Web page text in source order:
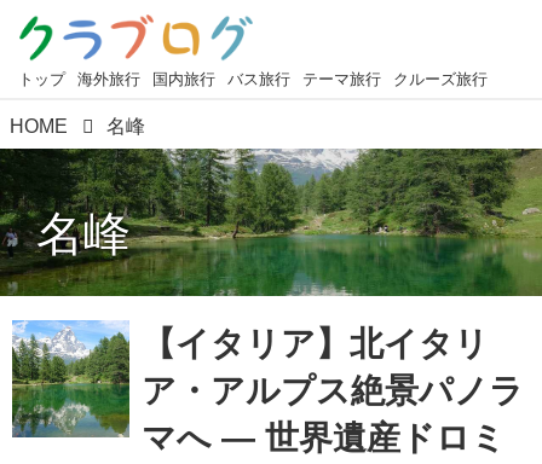
トップ 海外旅行 国内旅行 バス旅行 テーマ旅行 クルーズ旅行
HOME 名峰
名峰
【イタリア】北イタリ
ア・アルプス絶景パノラ
マへ ― 世界遺産ドロミ